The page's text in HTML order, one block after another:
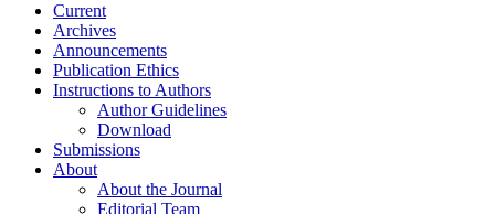
Current
Archives
Announcements
Publication Ethics
Instructions to Authors
Author Guidelines
Download
Submissions
About
About the Journal
Editorial Team